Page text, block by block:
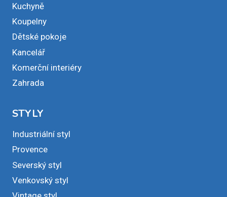
Kuchyně
Koupelny
Dětské pokoje
Kancelář
Komerční interiéry
Zahrada
STYLY
Industriální styl
Provence
Severský styl
Venkovský styl